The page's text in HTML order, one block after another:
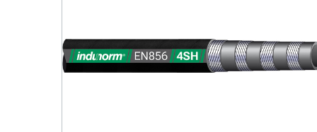
Robinets à boisseau sphérique et clapets
Colliers de fixation